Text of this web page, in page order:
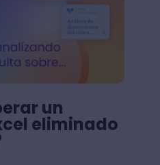
un
eliminado